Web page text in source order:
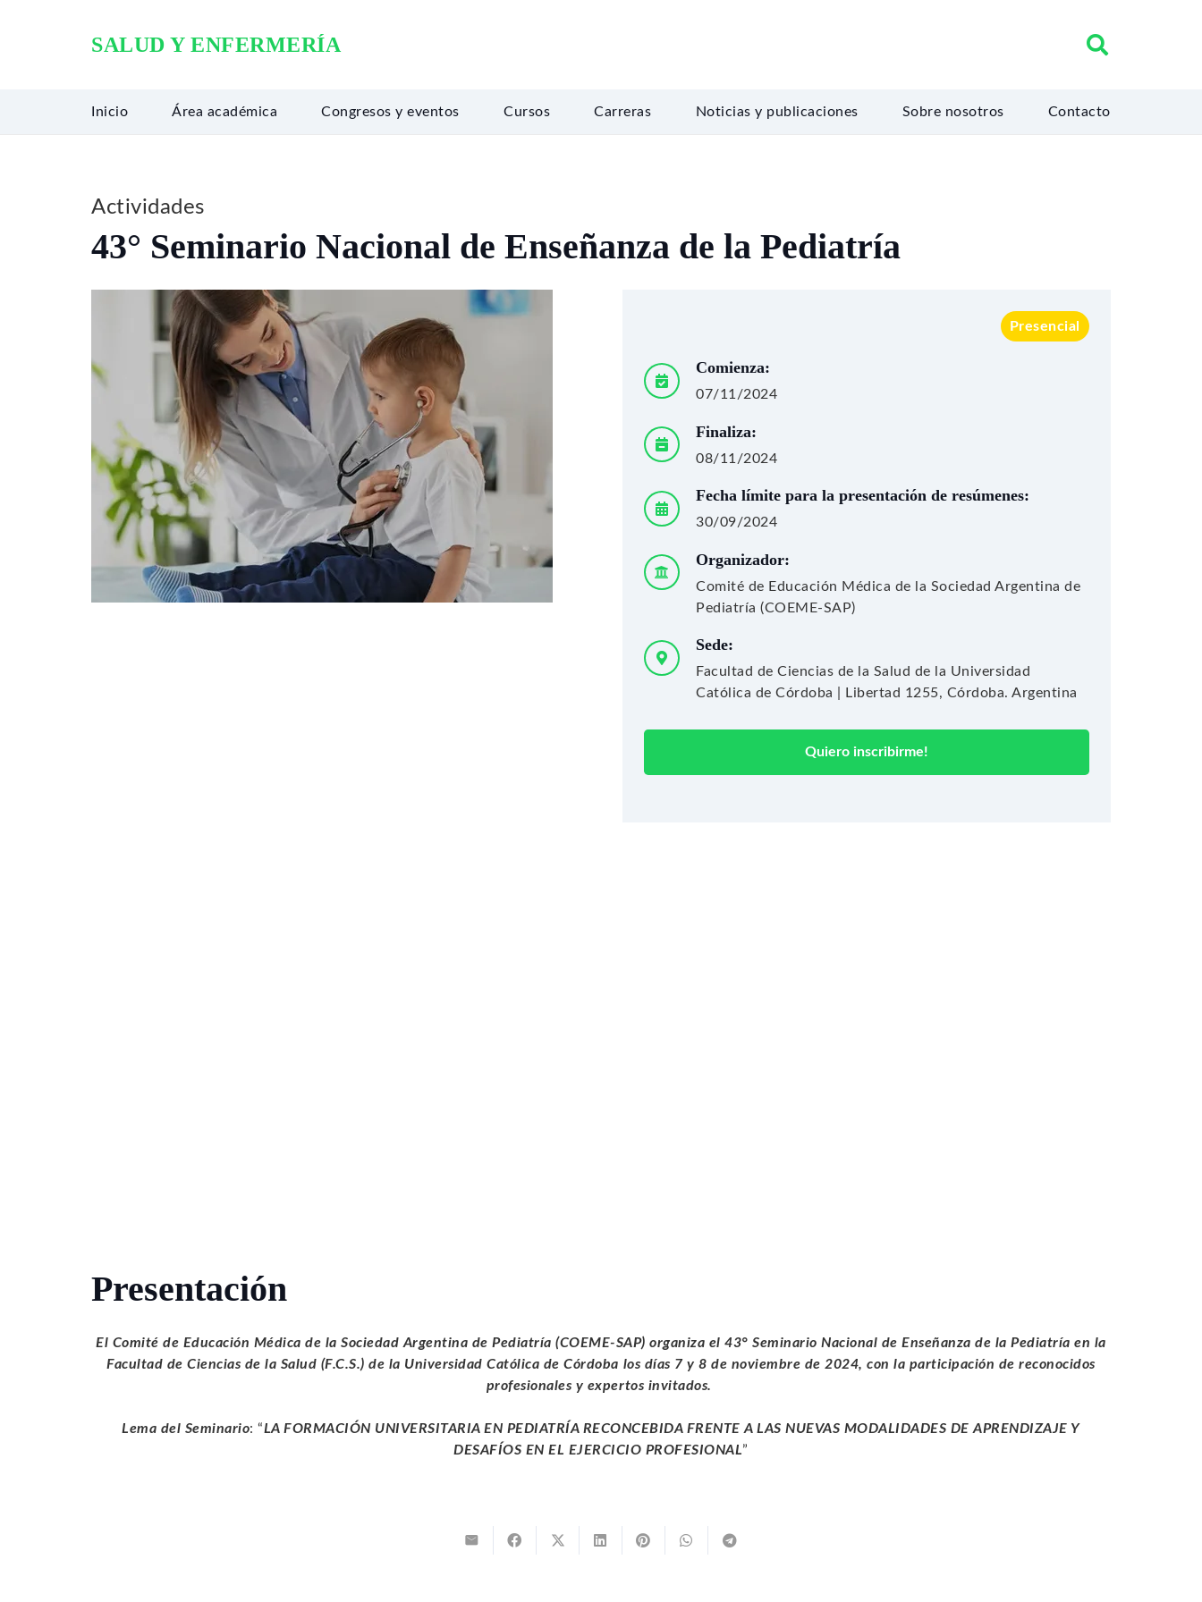
SALUD Y ENFERMERÍA
Inicio Área académica Congresos y eventos Cursos Carreras Noticias y publicaciones Sobre nosotros Contacto
Actividades
43° Seminario Nacional de Enseñanza de la Pediatría
Presencial
Comienza:
07/11/2024
Finaliza:
08/11/2024
Fecha límite para la presentación de resúmenes:
30/09/2024
Organizador:
Comité de Educación Médica de la Sociedad Argentina de
Pediatría (COEME-SAP)
Sede:
Facultad de Ciencias de la Salud de la Universidad
Católica de Córdoba | Libertad 1255, Córdoba. Argentina
Quiero inscribirme!
Presentación
El Comité de Educación Médica de la Sociedad Argentina de Pediatría (COEME-SAP) organiza el 43° Seminario Nacional de Enseñanza de la Pediatría en la
Facultad de Ciencias de la Salud (F.C.S.) de la Universidad Católica de Córdoba los días 7 y 8 de noviembre de 2024, con la participación de reconocidos
profesionales y expertos invitados.
Lema del Seminario: “LA FORMACIÓN UNIVERSITARIA EN PEDIATRÍA RECONCEBIDA FRENTE A LAS NUEVAS MODALIDADES DE APRENDIZAJE Y
DESAFÍOS EN EL EJERCICIO PROFESIONAL”